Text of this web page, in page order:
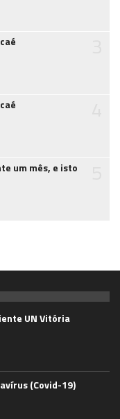
um mês, e isto
UN Vitória
(Covid-19)